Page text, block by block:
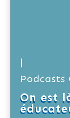
|
Podcasts
On est